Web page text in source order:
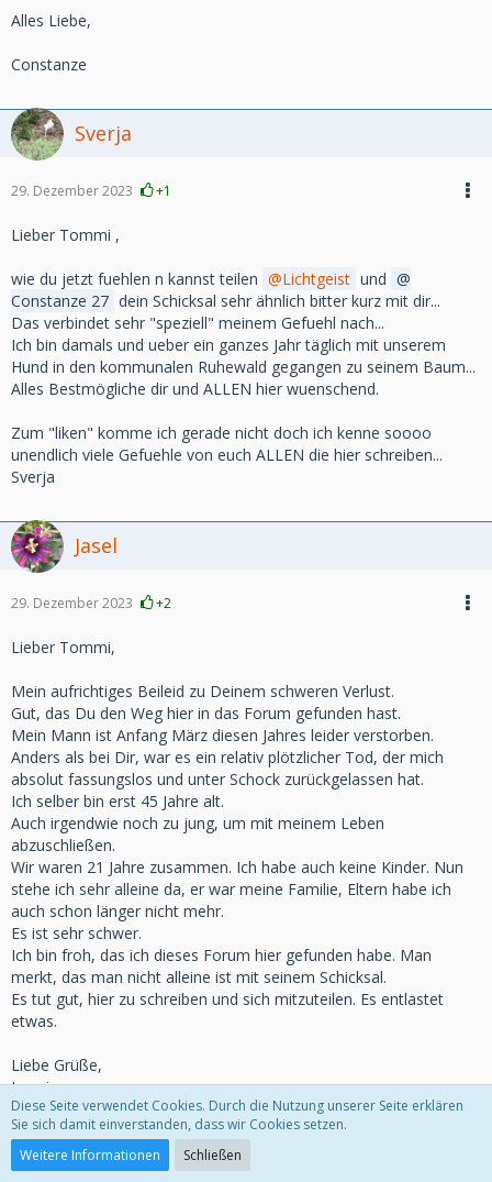
Alles Liebe,
Constanze
Sverja
29. Dezember 2023 +1
Lieber Tommi ,
wie du jetzt fuehlen n kannst teilen Lichtgeist und
Constanze 27 dein Schicksal sehr ähnlich bitter kurz mit dir...
Das verbindet sehr "speziell" meinem Gefuehl nach...
Ich bin damals und ueber ein ganzes Jahr täglich mit unserem
Hund in den kommunalen Ruhewald gegangen zu seinem Baum...
Alles Bestmögliche dir und ALLEN hier wuenschend.
Zum "liken" komme ich gerade nicht doch ich kenne soooo
unendlich viele Gefuehle von euch ALLEN die hier schreiben...
Sverja
Jasel
29. Dezember 2023 +2
Lieber Tommi,
Mein aufrichtiges Beileid zu Deinem schweren Verlust.
Gut, das Du den Weg hier in das Forum gefunden hast.
Mein Mann ist Anfang März diesen Jahres leider verstorben.
Anders als bei Dir, war es ein relativ plötzlicher Tod, der mich
absolut fassungslos und unter Schock zurückgelassen hat.
Ich selber bin erst 45 Jahre alt.
Auch irgendwie noch zu jung, um mit meinem Leben
abzuschließen.
Wir waren 21 Jahre zusammen. Ich habe auch keine Kinder. Nun
stehe ich sehr alleine da, er war meine Familie, Eltern habe ich
auch schon länger nicht mehr.
Es ist sehr schwer.
Ich bin froh, das ich dieses Forum hier gefunden habe. Man
merkt, das man nicht alleine ist mit seinem Schicksal.
Es tut gut, hier zu schreiben und sich mitzuteilen. Es entlastet
etwas.
Liebe Grüße,
Jasmin
Ursula3008
Diese Seite verwendet Cookies. Durch die Nutzung unserer Seite erklären
Sie sich damit einverstanden, dass wir Cookies setzen.
Weitere Informationen
Schließen